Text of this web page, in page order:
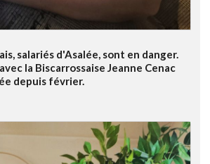
salariés d'Asalée, sont en danger.
la Biscarrossaise Jeanne Cenac
depuis février.